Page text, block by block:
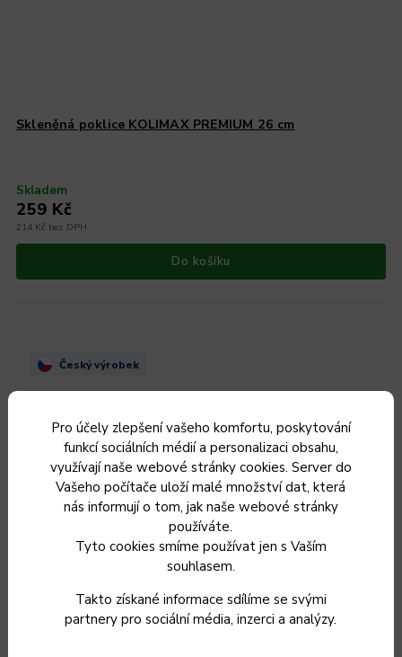
Pro účely zlepšení vašeho komfortu, poskytování
funkcí sociálních médií a personalizaci obsahu,
využívají naše webové stránky cookies. Server do
Vašeho počítače uloží malé množství dat, která
nás informují o tom, jak naše webové stránky
používáte.
Tyto cookies smíme používat jen s Vaším
souhlasem.
Takto získané informace sdílíme se svými
partnery pro sociální média, inzerci a analýzy.
Skleněná poklice KOLIMAX PREMIUM 26 cm
Skladem
214 Kč bez DPH
259 Kč
Do košíku
Český výrobek